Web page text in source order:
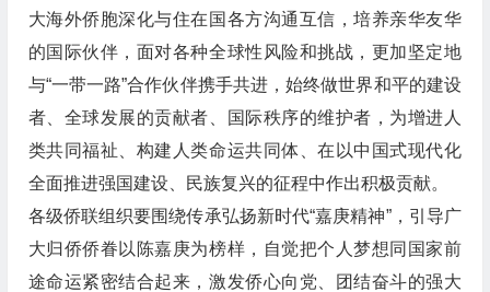
大海外侨胞深化与住在国各方沟通互信，培养亲华友华
的国际伙伴，面对各种全球性风险和挑战，更加坚定地
与“一带一路”合作伙伴携手共进，始终做世界和平的建设
者、全球发展的贡献者、国际秩序的维护者，为增进人
类共同福祉、构建人类命运共同体、在以中国式现代化
全面推进强国建设、民族复兴的征程中作出积极贡献。
各级侨联组织要围绕传承弘扬新时代“嘉庚精神”，引导广
大归侨侨眷以陈嘉庚为榜样，自觉把个人梦想同国家前
途命运紧密结合起来，激发侨心向党、团结奋斗的强大